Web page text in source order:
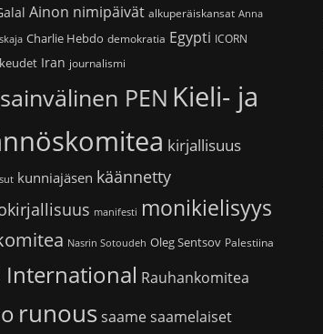
Ainon nimipäivät alkuperäiskansat Anna
Charlie Hebdo demokratia Egypti ICORN
Iran journalismi
PEN Kieli- ja
kirjallisuus
kunniajäsen käännetty
manifesti monikielisyys
Nasrin Sotoudeh Oleg Sentsov Palestiina
International Rauhankomitea
runoussaamesaamelaiset